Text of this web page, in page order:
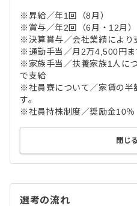
※昇給／年1回（8月）
※賞与／年2回（6月・12月）
※決算賞与／会社業績により
※通勤手当／月2万4,500円ま
※家族手当／扶養家族1人に
で支給
※社員寮について／家賃の半
す。
※社員持株制度／奨励金10％
閉じる
選考の流れ